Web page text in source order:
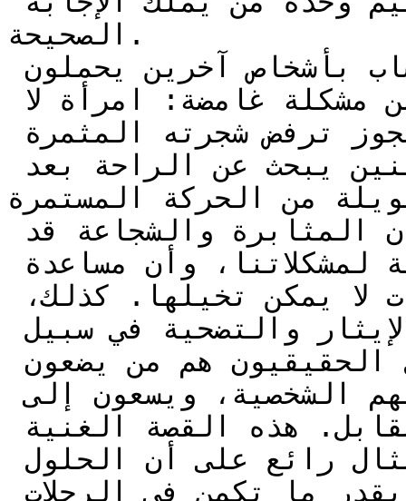
الصحيحة.
من الحركة المستمرة.
احتياجات الآخرين قبل احتياجاتهم الشخصية، ويسعون إلى